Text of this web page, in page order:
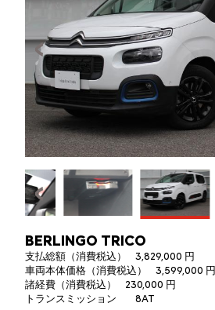
BERLINGO TRICO
支払総額（消費税込）
3,829,000 円
車両本体価格（消費税込）
3,599,000 円
諸経費（消費税込）
230,000 円
トランスミッション
8AT